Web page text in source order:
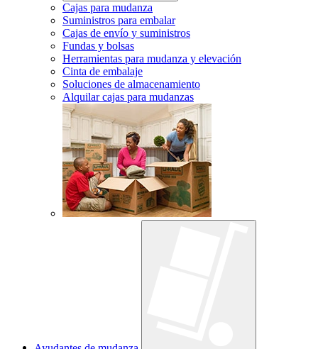
Cajas para mudanza
Suministros para embalar
Cajas de envío y suministros
Fundas y bolsas
Herramientas para mudanza y elevación
Cinta de embalaje
Soluciones de almacenamiento
Alquilar cajas para mudanzas